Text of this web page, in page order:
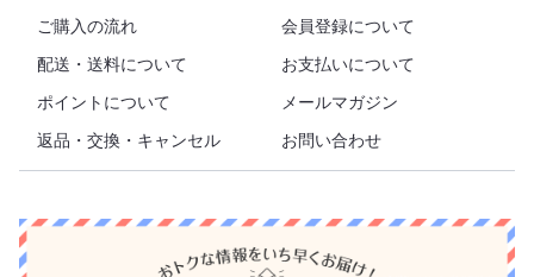
ご購入の流れ
会員登録について
配送・送料について
お支払いについて
ポイントについて
メールマガジン
返品・交換・キャンセル
お問い合わせ